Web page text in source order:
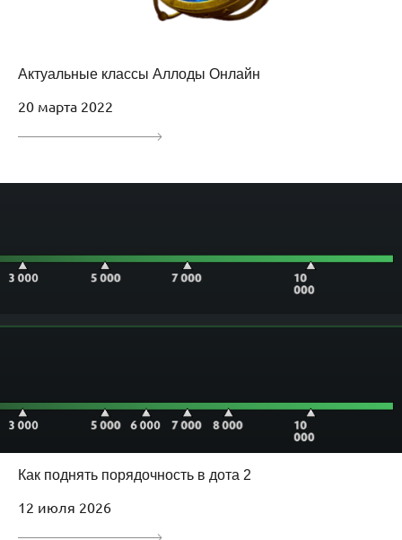
Актуальные классы Аллоды Онлайн
20 марта 2022
Как поднять порядочность в дота 2
12 июля 2026